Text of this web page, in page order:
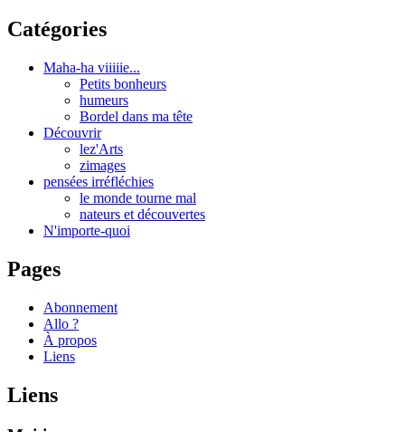
Catégories
Maha-ha viiiiie...
Petits bonheurs
humeurs
Bordel dans ma tête
Découvrir
lez'Arts
zimages
pensées irréfléchies
le monde tourne mal
nateurs et découvertes
N'importe-quoi
Pages
Abonnement
Allo ?
À propos
Liens
Liens